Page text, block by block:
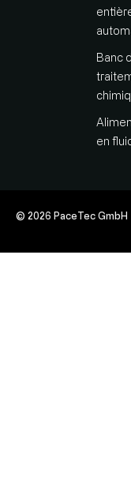
Banc
en
© 2026 PaceTec GmbH